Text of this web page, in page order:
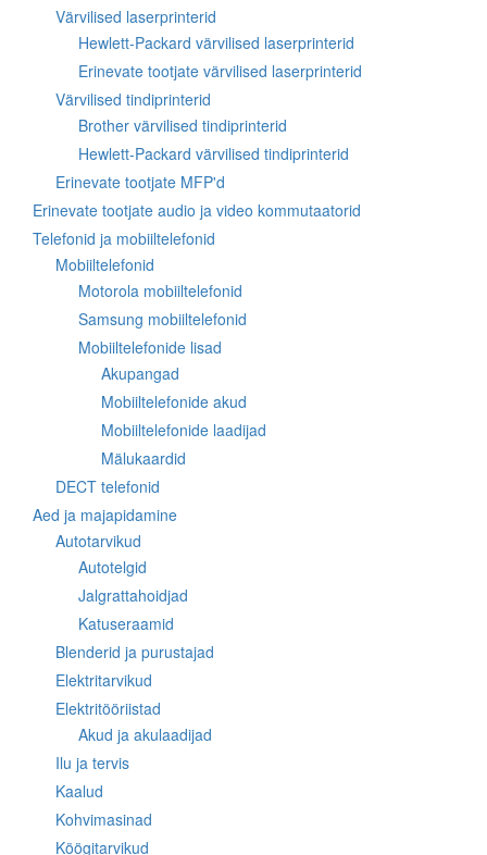
Värvilised laserprinterid
Hewlett-Packard värvilised laserprinterid
Erinevate tootjate värvilised laserprinterid
Värvilised tindiprinterid
Brother värvilised tindiprinterid
Hewlett-Packard värvilised tindiprinterid
Erinevate tootjate MFP'd
Erinevate tootjate audio ja video kommutaatorid
Telefonid ja mobiiltelefonid
Mobiiltelefonid
Motorola mobiiltelefonid
Samsung mobiiltelefonid
Mobiiltelefonide lisad
Akupangad
Mobiiltelefonide akud
Mobiiltelefonide laadijad
Mälukaardid
DECT telefonid
Aed ja majapidamine
Autotarvikud
Autotelgid
Jalgrattahoidjad
Katuseraamid
Blenderid ja purustajad
Elektritarvikud
Elektritööriistad
Akud ja akulaadijad
Ilu ja tervis
Kaalud
Kohvimasinad
Köögitarvikud